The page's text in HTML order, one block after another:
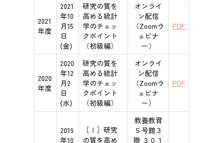
2021
年度
2021
年10
月15
日
(金)
研究の質を
高める統計
学のチェッ
クポイント
（初級編）
オンライ
ン配信
（Zoomウ
ェビナ
ー）
PDF
2020
年度
2020
年12
月2
日
(水)
研究の質を
高める統計
学のチェッ
クポイント
（初級編）
オンライ
ン配信
（Zoomウ
ェビナ
ー）
PDF
2019
年10
［Ⅰ］研究
の質を高め
教養教育
５号館３
階 ３０１